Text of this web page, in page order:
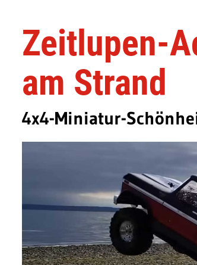
Zeitlupen-
am Strand
4x4-Miniatur-